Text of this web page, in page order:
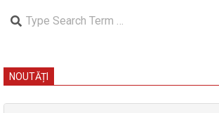
Search
NOUTĂȚI